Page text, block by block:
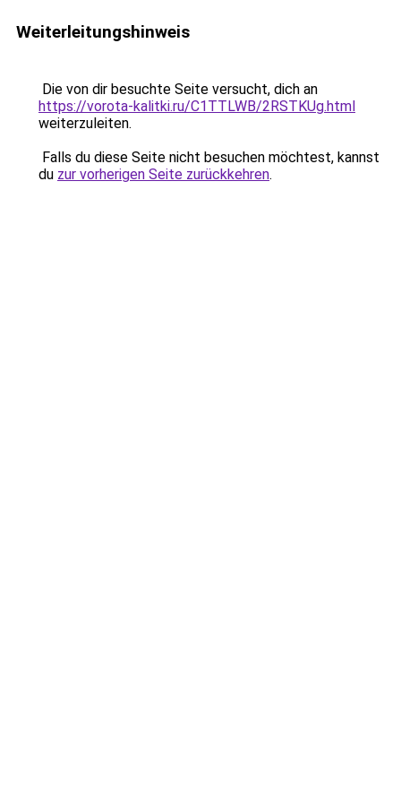
Weiterleitungshinweis
Die von dir besuchte Seite versucht, dich an
https://vorota-kalitki.ru/C1TTLWB/2RSTKUg.html
weiterzuleiten.
Falls du diese Seite nicht besuchen möchtest, kannst
du zur vorherigen Seite zurückkehren.